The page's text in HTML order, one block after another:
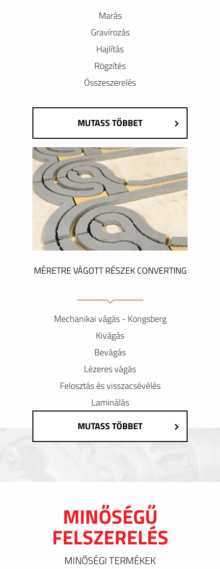
Marás
Gravírozás
Hajlítás
Rögzítés
Összeszerelés
MUTASS TÖBBET
MÉRETRE VÁGOTT RÉSZEK CONVERTING
Mechanikai vágás - Kongsberg
Kivágás
Bevágás
Lézeres vágás
Felosztás és visszacsévélés
Laminálás
MUTASS TÖBBET
MINŐSÉGŰ
FELSZERELÉS
MINŐSÉGI TERMÉKEK